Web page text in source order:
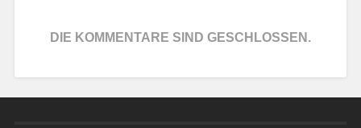
DIE KOMMENTARE SIND GESCHLOSSEN.